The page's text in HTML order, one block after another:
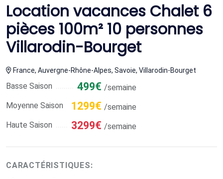
Location vacances Chalet 6
pièces 100m² 10 personnes
Villarodin-Bourget
France, Auvergne-Rhône-Alpes, Savoie, Villarodin-Bourget
Basse Saison 499€ /semaine
Moyenne Saison
1299€ /semaine
Haute Saison
3299€ /semaine
CARACTÉRISTIQUES: